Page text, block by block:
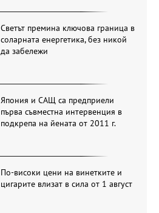
Светът премина ключова граница в
соларната енергетика, без никой
да забележи
Япония и САЩ са предприели
първа съвместна интервенция в
подкрепа на йената от 2011 г.
По-високи цени на винетките и
цигарите влизат в сила от 1 август